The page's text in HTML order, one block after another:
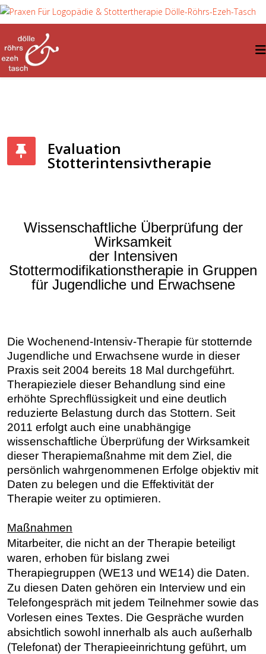
Evaluation
Stotterintensivtherapie
Wissenschaftliche Überprüfung der
Wirksamkeit
der Intensiven
Stottermodifikationstherapie in Gruppen
für Jugendliche und Erwachsene
Die Wochenend-Intensiv-Therapie für stotternde
Jugendliche und Erwachsene wurde in dieser
Praxis seit 2004 bereits 18 Mal durchgeführt.
Therapieziele dieser Behandlung sind eine
erhöhte Sprechflüssigkeit und eine deutlich
reduzierte Belastung durch das Stottern. Seit
2011 erfolgt auch eine unabhängige
wissenschaftliche Überprüfung der Wirksamkeit
dieser Therapiemaßnahme mit dem Ziel, die
persönlich wahrgenommenen Erfolge objektiv mit
Daten zu belegen und die Effektivität der
Therapie weiter zu optimieren.
Maßnahmen
Mitarbeiter, die nicht an der Therapie beteiligt
waren, erhoben für bislang zwei
Therapiegruppen (WE13 und WE14) die Daten.
Zu diesen Daten gehören ein Interview und ein
Telefongespräch mit jedem Teilnehmer sowie das
Vorlesen eines Textes. Die Gespräche wurden
absichtlich sowohl innerhalb als auch außerhalb
(Telefonat) der Therapieeinrichtung geführt, um